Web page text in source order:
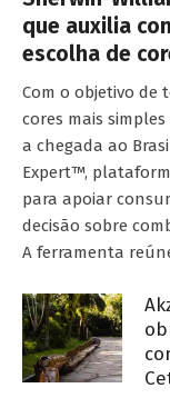
que auxilia
escolha de
Com o objetivo de
cores mais
a chegada ao
Expert™,
para apoiar
decisão sobre
A ferramenta